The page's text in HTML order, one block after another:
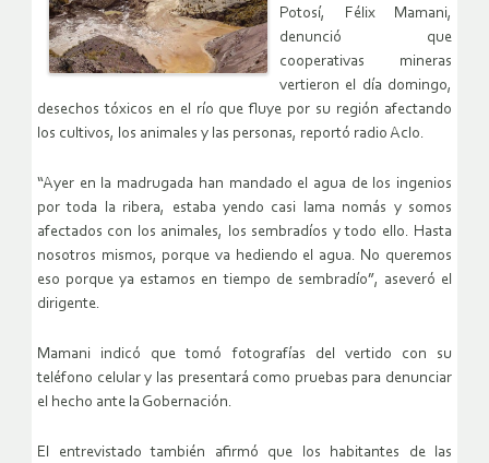
Potosí, Félix Mamani,
denunció que
cooperativas mineras
vertieron el día domingo,
desechos tóxicos en el río que fluye por su región afectando
los cultivos, los animales y las personas, reportó radio Aclo.
“Ayer en la madrugada han mandado el agua de los ingenios
por toda la ribera, estaba yendo casi lama nomás y somos
afectados con los animales, los sembradíos y todo ello. Hasta
nosotros mismos, porque va hediendo el agua. No queremos
eso porque ya estamos en tiempo de sembradío”, aseveró el
dirigente.
Mamani indicó que tomó fotografías del vertido con su
teléfono celular y las presentará como pruebas para denunciar
el hecho ante la Gobernación.
El entrevistado también afirmó que los habitantes de las